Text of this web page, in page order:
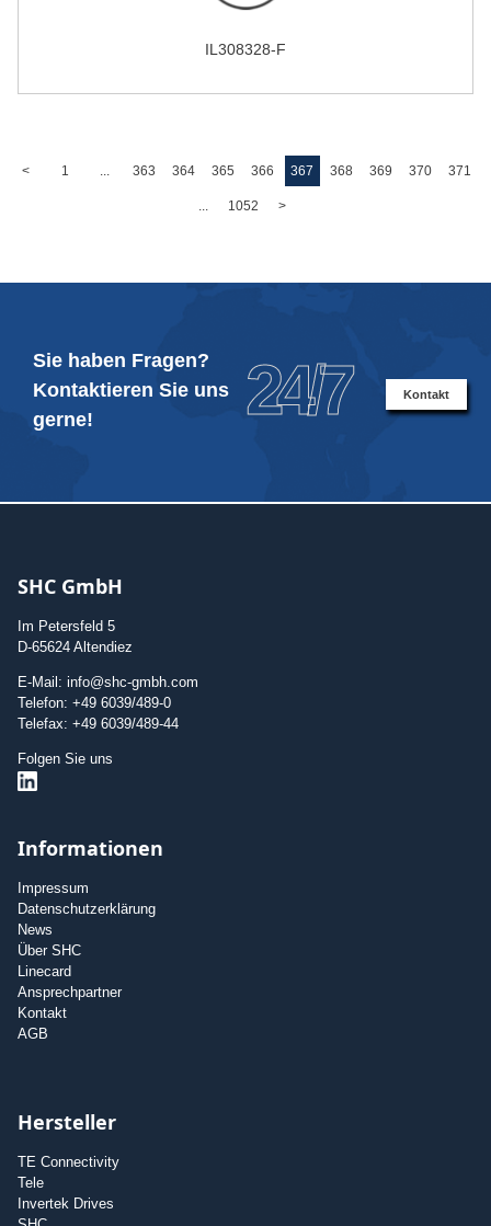
IL308328-F
< 1 363 364 365 366 367 368 369 370 371
1052 >
Sie haben Fragen?
Kontaktieren Sie uns
gerne!
24/7 Kontakt
SHC GmbH
Im Petersfeld 5
D-65624 Altendiez
E-Mail: info@shc-gmbh.com
Telefon: +49 6039/489-0
Telefax: +49 6039/489-44
Folgen Sie uns
Informationen
Impressum
Datenschutzerklärung
News
Über SHC
Linecard
Ansprechpartner
Kontakt
AGB
Hersteller
TE Connectivity
Tele
Invertek Drives